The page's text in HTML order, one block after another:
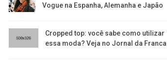
Vogue na Espanha, Alemanha e Japão
Cropped top: você sabe como utilizar
essa moda? Veja no Jornal da Franca